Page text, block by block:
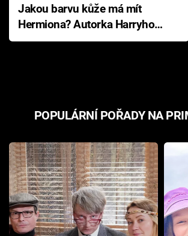
Jakou barvu kůže má mít
Hermiona? Autorka Harryho
Pottera přišla s ráznou
POPULÁRNÍ POŘADY NA